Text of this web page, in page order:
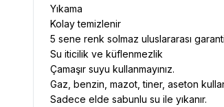
Yıkama
Kolay temizlenir
5 sene renk solmaz uluslararası
Su iticilik ve küflenmezlik
Çamaşır suyu kullanmayınız.
Gaz, benzin, mazot, tiner, aseton
Sadece elde sabunlu su ile yıkanır.